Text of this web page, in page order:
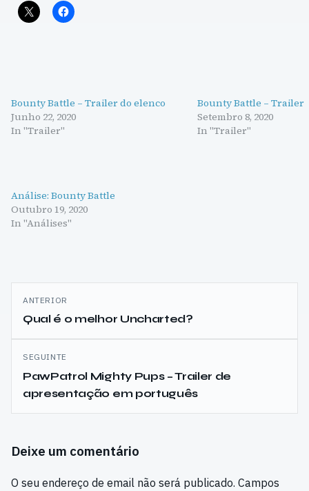
Bounty Battle – Trailer do elenco
Junho 22, 2020
In "Trailer"
Bounty Battle – Trailer
Setembro 8, 2020
In "Trailer"
Análise: Bounty Battle
Outubro 19, 2020
In "Análises"
Navegação
de
artigos
ANTERIOR
Qual é o melhor Uncharted?
SEGUINTE
PawPatrol Mighty Pups – Trailer de
apresentação em português
Deixe um comentário
O seu endereço de email não será publicado. Campos